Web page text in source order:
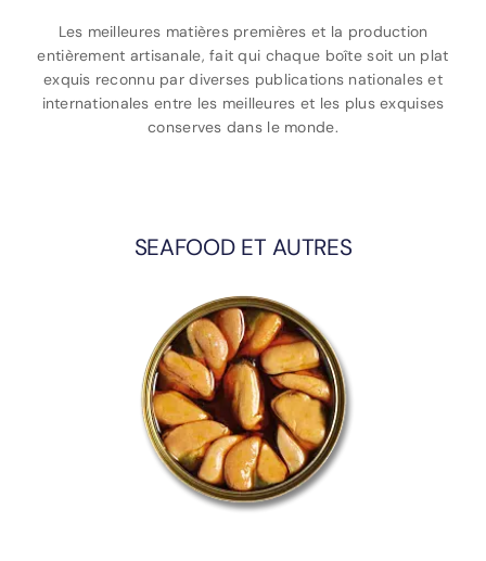
Les meilleures matières premières et la production
entièrement artisanale, fait qui chaque boîte soit un plat
exquis reconnu par diverses publications nationales et
internationales entre les meilleures et les plus exquises
conserves dans le monde.
SEAFOOD ET AUTRES